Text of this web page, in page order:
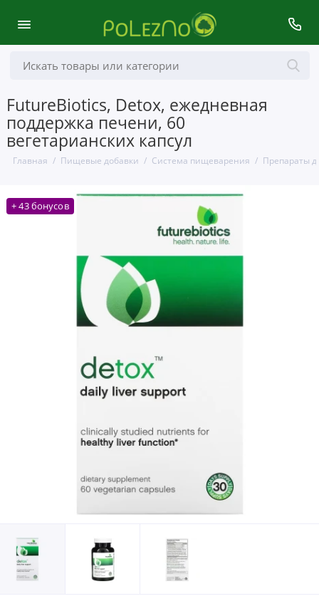
FutureBiotics, Detox, ежедневная
поддержка печени, 60
вегетарианских капсул
Главная Пищевые добавки Система пищеварения Препараты
+ 43 бонусов